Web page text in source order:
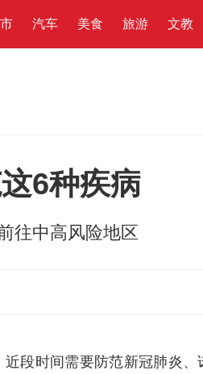
汽车 美食 旅游 文教
6种疾病
往中高风险地区
段时间需要防范新冠肺炎、